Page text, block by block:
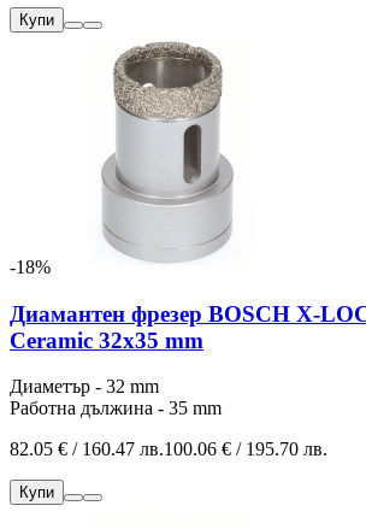
Купи
-18%
Диамантен фрезер BOSCH X-
Ceramic 32x35 mm
Диаметър - 32 mm
Работна дължина - 35 mm
82.05 € / 160.47 лв.100.06 € / 195.70 лв.
Купи